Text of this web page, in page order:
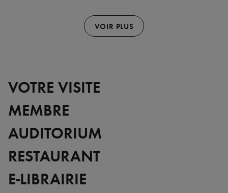
VOIR PLUS
VOTRE VISITE
MEMBRE
AUDITORIUM
RESTAURANT
E-LIBRAIRIE